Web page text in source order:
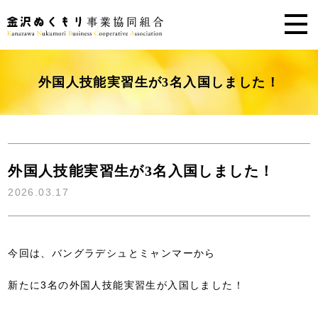
外国人技能実習生が3名入国しました！
外国人技能実習生が3名入国しました！
2026.03.17
今回は、バングラデシュとミャンマーから
新たに3名の外国人技能実習生が入国しました！